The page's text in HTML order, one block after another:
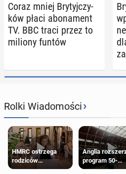
Coraz mniej Bry­tyj­czy­
ków płaci abo­na­ment
TV. BBC traci przez to
miliony funtów
Rolki Wiadomości›
HMRC ostrzega
rodziców
pobierających Child
Anglia
program 50-
procentowych